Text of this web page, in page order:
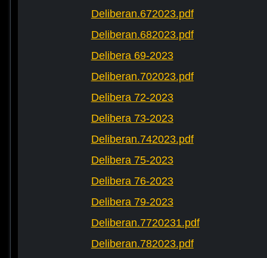
Deliberan.672023.pdf
Deliberan.682023.pdf
Delibera 69-2023
Deliberan.702023.pdf
Delibera 72-2023
Delibera 73-2023
Deliberan.742023.pdf
Delibera 75-2023
Delibera 76-2023
Delibera 79-2023
Deliberan.7720231.pdf
Deliberan.782023.pdf